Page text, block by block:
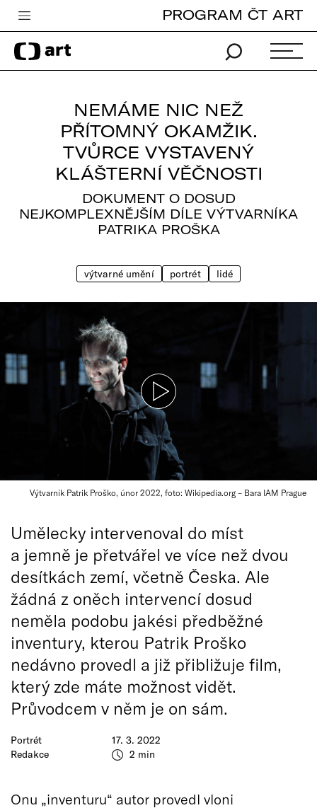
Česká televize
Zpravodajství
edu
PROGRAM ČT ART
NEMÁME NIC NEŽ
PŘÍTOMNÝ OKAMŽIK.
TVŮRCE VYSTAVENÝ
KLÁŠTERNÍ VĚČNOSTI
DOKUMENT O DOSUD
NEJKOMPLEXNĚJŠÍM DÍLE VÝTVARNÍKA
PATRIKA PROŠKA
výtvarné umění portrét lidé
Výtvarník Patrik Proško, únor 2022, foto: Wikipedia.org – Bara IAM Prague
Portrét
Redakce
17. 3. 2022
2 min
Umělecky intervenoval do míst
a jemně je přetvářel ve více než dvou
desítkách zemí, včetně Česka. Ale
žádná z oněch intervencí dosud
neměla podobu jakési předběžné
inventury, kterou Patrik Proško
nedávno provedl a již přibližuje film,
který zde máte možnost vidět.
Průvodcem v něm je on sám.
Onu „inventuru“ autor provedl vloni